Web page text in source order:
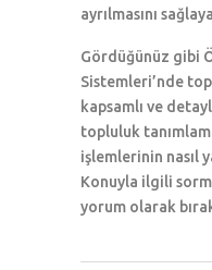
ayrılmasını
Gördüğünüz gibi
Sistemleri’nde
kapsamlı ve
topluluk
işlemlerinin nasıl
Konuyla ilgili
yorum olarak